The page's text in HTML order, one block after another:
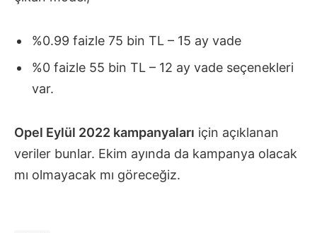
%0.99 faizle 75 bin TL – 15 ay vade
%0 faizle 55 bin TL – 12 ay vade seçenekleri
var.
Opel Eylül 2022 kampanyaları için açıklanan
veriler bunlar. Ekim ayında da kampanya olacak
mı olmayacak mı göreceğiz.